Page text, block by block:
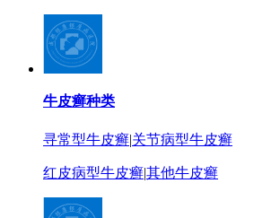
牛皮癣种类
寻常型牛皮癣|关节病型牛皮癣
红皮病型牛皮癣|其他牛皮癣